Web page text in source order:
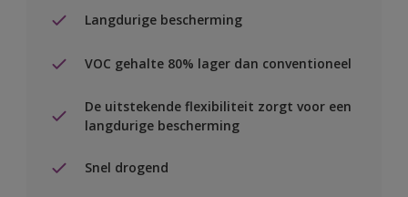
Langdurige bescherming
VOC gehalte 80% lager dan conventioneel
De uitstekende flexibiliteit zorgt voor een
langdurige bescherming
Snel drogend